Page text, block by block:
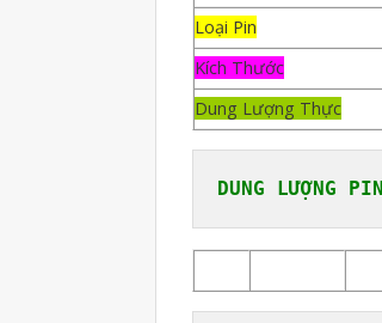
Loại Pin
Kích Thước
Dung Lượng Thực
DUNG LƯỢNG PIN